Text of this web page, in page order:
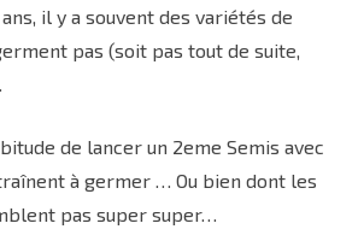
il y a souvent des variétés de
pas (soit pas tout de suite,
de lancer un 2eme Semis avec
à germer … Ou bien dont les
pas super super…